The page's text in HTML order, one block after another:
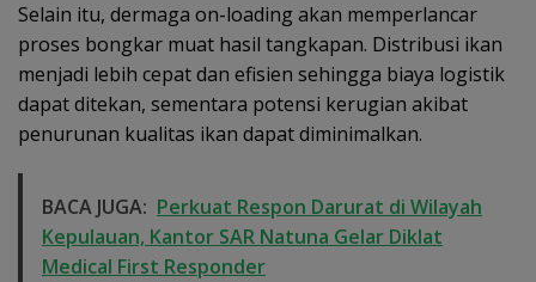
Selain itu, dermaga on-loading akan memperlancar
proses bongkar muat hasil tangkapan. Distribusi ikan
menjadi lebih cepat dan efisien sehingga biaya logistik
dapat ditekan, sementara potensi kerugian akibat
penurunan kualitas ikan dapat diminimalkan.
BACA JUGA: Perkuat Respon Darurat di Wilayah
Kepulauan, Kantor SAR Natuna Gelar Diklat
Medical First Responder